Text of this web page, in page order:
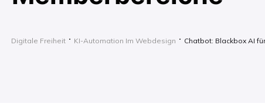
Digitale Freiheit KI-Automation Im Webdesign Chatbot: Blackbox AI